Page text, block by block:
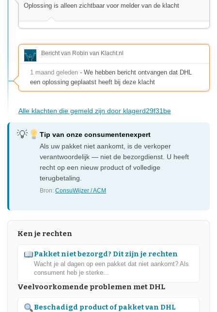
Oplossing is alleen zichtbaar voor melder van de klacht
Bericht van Robin van Klacht.nl
1 maand geleden - We hebben bericht ontvangen dat DHL
een oplossing geplaatst heeft bij deze klacht
Alle klachten die gemeld zijn door klagerd29f31be
Tip van onze consumentenexpert
Als uw pakket niet aankomt, is de verkoper
verantwoordelijk — niet de bezorgdienst. U heeft
recht op een nieuw product of volledige
terugbetaling.
Bron:ConsuWijzer / ACM
Ken je rechten
Pakket niet bezorgd? Dit zijn je rechten
Wacht je al dagen op een pakket dat niet aankomt? Als
consument heb je sterke...
Veelvoorkomende problemen met DHL
Beschadigd product of pakket van DHL